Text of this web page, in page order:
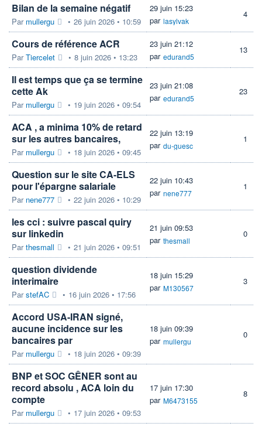
Bilan de la semaine négatif
Par mullergu • 26 juin 2026 • 10:59
29 juin 15:23
par lasylvak
4
Cours de référence ACR
ParTiercelet • 8 juin 2026 • 13:23
23 juin 21:12
par edurand5
13
Il est temps que ça se termine
cette Ak
Par mullergu • 19 juin 2026 • 09:54
23 juin 21:08
par edurand5
23
ACA , a minima 10% de retard
sur les autres bancaires,
Par mullergu • 18 juin 2026 • 09:45
22 juin 13:19
par du-guesc
1
Question sur le site CA-ELS
pour l'épargne salariale
Par nene777 • 22 juin 2026 • 10:29
22 juin 10:43
par nene777
1
les cci : suivre pascal quiry
sur linkedin
Parthesmall • 21 juin 2026 • 09:51
21 juin 09:53
par thesmall
0
question dividende
interimaire
ParstefAC • 16 juin 2026 • 17:56
18 juin 15:29
par M130567
3
Accord USA-IRAN signé,
aucune incidence sur les
bancaires par
Par mullergu • 18 juin 2026 • 09:39
18 juin 09:39
par mullergu
0
BNP et SOC GÊNER sont au
record absolu , ACA loin du
compte
Par mullergu • 17 juin 2026 • 09:53
17 juin 17:30
par M6473155
8